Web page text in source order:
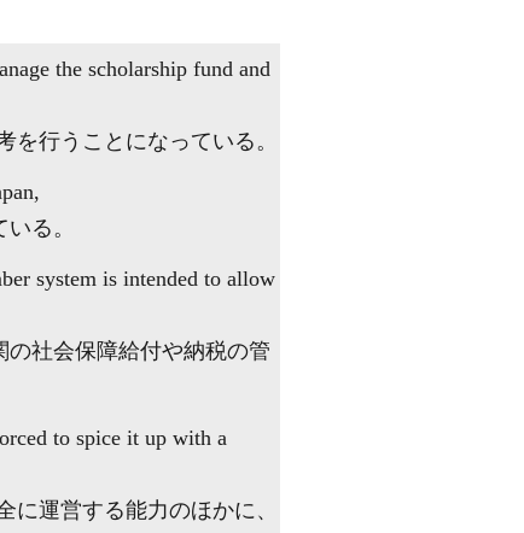
the scholarship fund and
行うことになっている。
る。
system is intended to allow
社会保障給付や納税の管
to spice it up with a
運営する能力のほかに、